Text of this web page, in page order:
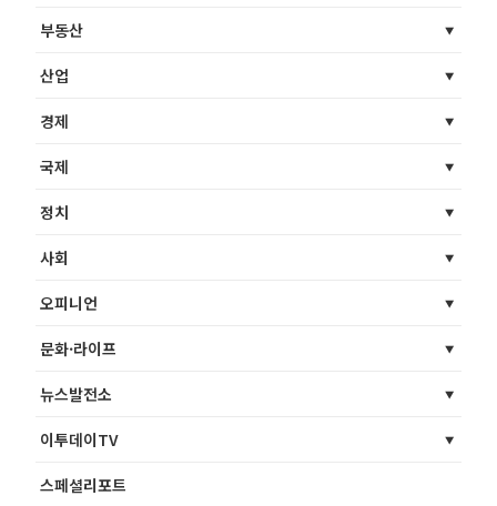
부동산
산업
경제
국제
정치
사회
오피니언
문화·라이프
뉴스발전소
이투데이TV
스페셜리포트